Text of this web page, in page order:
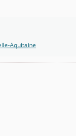
Aquitaine